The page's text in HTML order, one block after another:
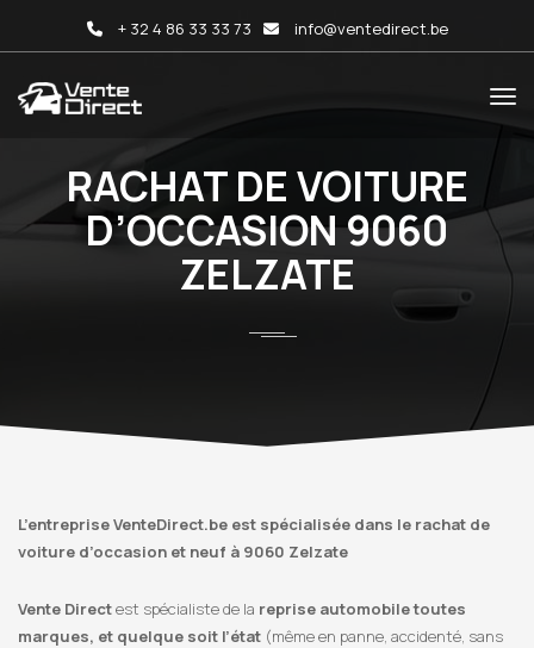
+ 32 4 86 33 33 73 info@ventedirect.be
RACHAT DE VOITURE
D’OCCASION 9060
ZELZATE
L’entreprise VenteDirect.be est spécialisée dans le rachat de
voiture d’occasion et neuf à 9060 Zelzate
Vente Directest spécialiste de la reprise automobile toutes
marques, et quelque soit l’état (même en panne, accidenté, sans